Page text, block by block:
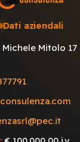
Dati aziendali
Michele Mitolo 17